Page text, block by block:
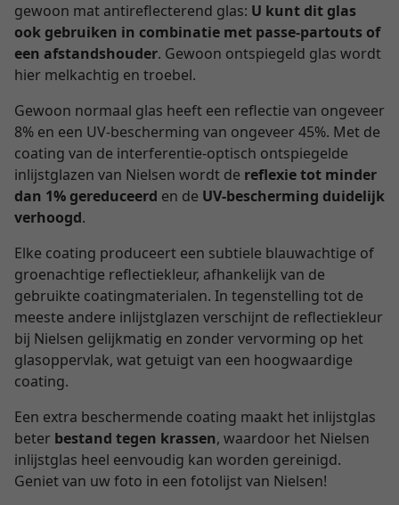
gewoon mat antireflecterend glas: U kunt dit glas
ook gebruiken in combinatie met passe-partouts of
een afstandshouder. Gewoon ontspiegeld glas wordt
hier melkachtig en troebel.
Gewoon normaal glas heeft een reflectie van ongeveer
8% en een UV-bescherming van ongeveer 45%. Met de
coating van de interferentie-optisch ontspiegelde
inlijstglazen van Nielsen wordt de reflexie tot minder
dan 1% gereduceerd en de UV-bescherming duidelijk
verhoogd.
Elke coating produceert een subtiele blauwachtige of
groenachtige reflectiekleur, afhankelijk van de
gebruikte coatingmaterialen. In tegenstelling tot de
meeste andere inlijstglazen verschijnt de reflectiekleur
bij Nielsen gelijkmatig en zonder vervorming op het
glasoppervlak, wat getuigt van een hoogwaardige
coating.
Een extra beschermende coating maakt het inlijstglas
beter bestand tegen krassen, waardoor het Nielsen
inlijstglas heel eenvoudig kan worden gereinigd.
Geniet van uw foto in een fotolijst van Nielsen!